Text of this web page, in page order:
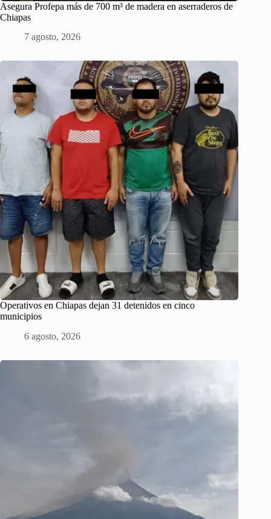
Asegura Profepa más de 700 m³ de madera en aserraderos de
Chiapas
7 agosto, 2026
Operativos en Chiapas dejan 31 detenidos en cinco
municipios
6 agosto, 2026